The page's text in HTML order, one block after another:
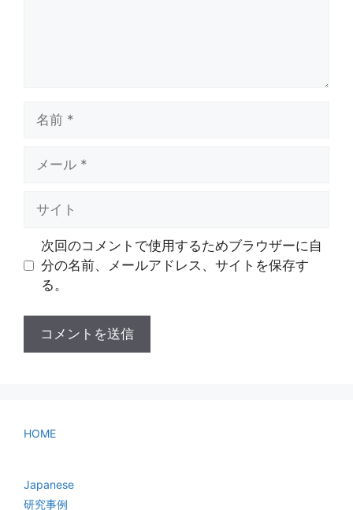
次回のコメントで使用するためブラウザーに自
分の名前、メールアドレス、サイトを保存す
る。
HOME
Japanese
研究事例